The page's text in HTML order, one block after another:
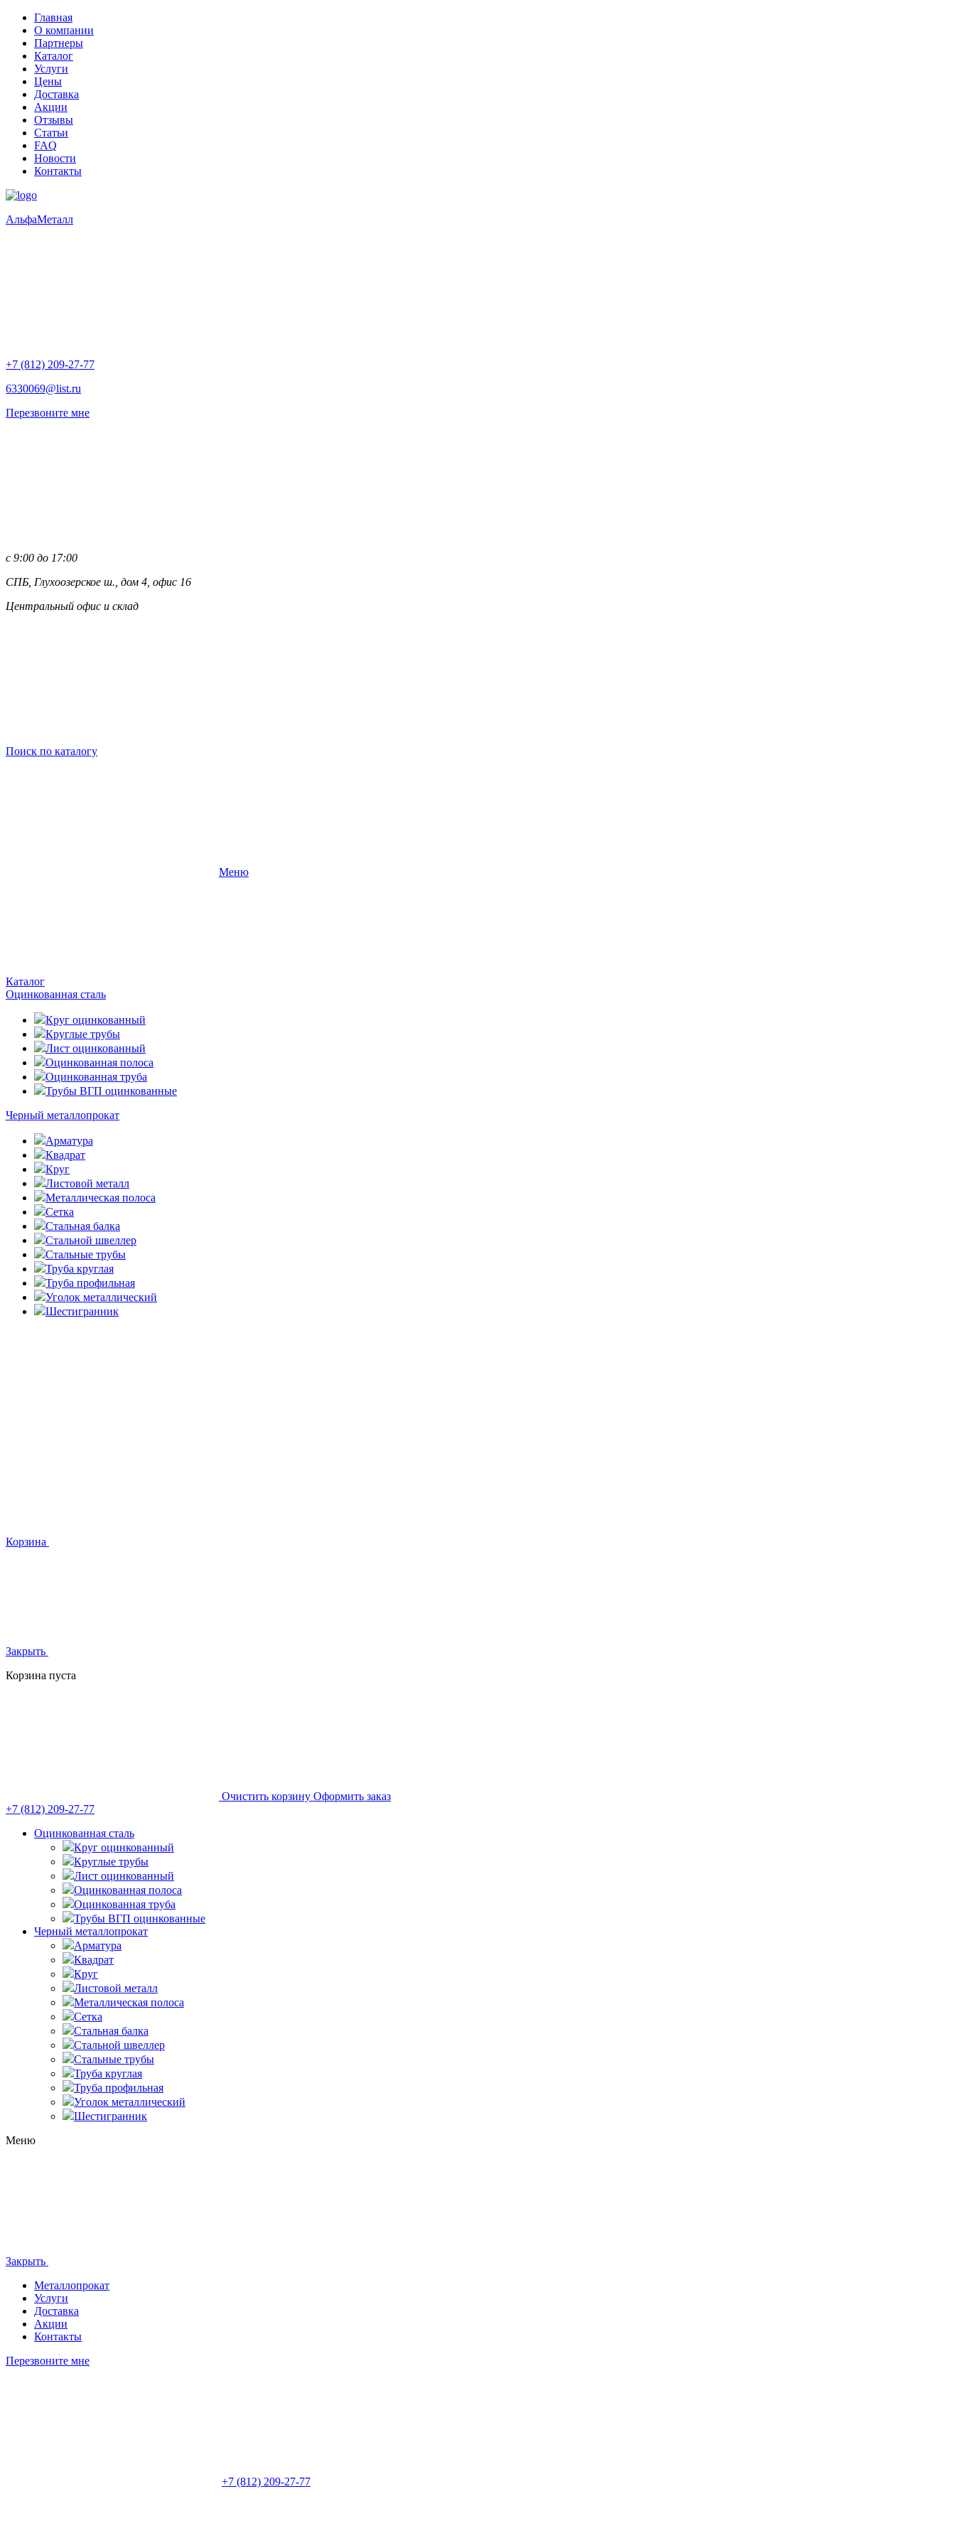
Главная
О компании
Партнеры
Каталог
Услуги
Цены
Доставка
Акции
Отзывы
Статьи
FAQ
Новости
Контакты
АльфаМеталл
+7 (812) 209-27-77
6330069@list.ru
Перезвоните мне
с 9:00 до 17:00
СПБ, Глухоозерское ш., дом 4, офис 16
Центральный офис и склад
Поиск по каталогу
Меню
Каталог
Оцинкованная сталь
Круг оцинкованный
Круглые трубы
Лист оцинкованный
Оцинкованная полоса
Оцинкованная труба
Трубы ВГП оцинкованные
Черный металлопрокат
Арматура
Квадрат
Круг
Листовой металл
Металлическая полоса
Сетка
Стальная балка
Стальной швеллер
Стальные трубы
Труба круглая
Труба профильная
Уголок металлический
Шестигранник
Корзина
Закрыть
Корзина пуста
Очистить корзину Оформить заказ
+7 (812) 209-27-77
Оцинкованная сталь
Круг оцинкованный
Круглые трубы
Лист оцинкованный
Оцинкованная полоса
Оцинкованная труба
Трубы ВГП оцинкованные
Черный металлопрокат
Арматура
Квадрат
Круг
Листовой металл
Металлическая полоса
Сетка
Стальная балка
Стальной швеллер
Стальные трубы
Труба круглая
Труба профильная
Уголок металлический
Шестигранник
Меню
Закрыть
Металлопрокат
Услуги
Доставка
Акции
Контакты
Перезвоните мне
+7 (812) 209-27-77